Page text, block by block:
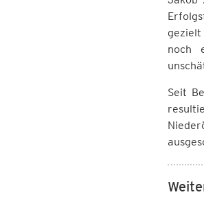
noch
Seit